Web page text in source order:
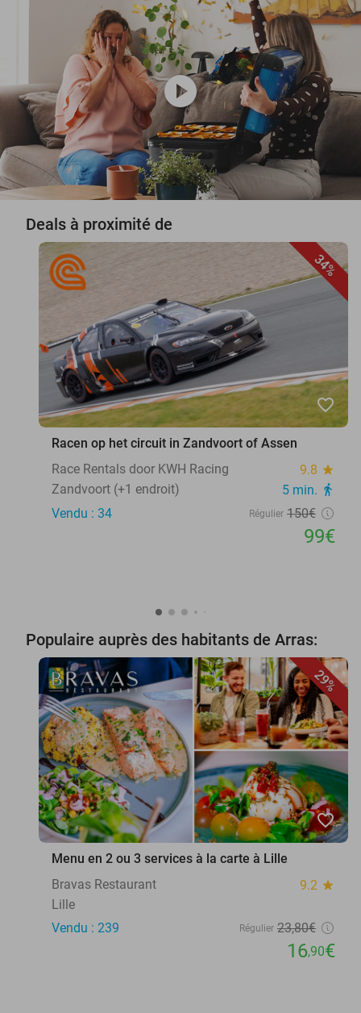
play_circle
Deals à proximité de
34%
favorite_border
Racen op het circuit in Zandvoort of Assen
Race Rentals door KWH Racing
9.8 star
Zandvoort (+1 endroit) 5 min. directions_walk
Vendu : 34 Régulier 150€
99€
Populaire auprès des habitants de Arras:
29%
favorite_border
Menu en 2 ou 3 services à la carte à Lille
Bravas Restaurant
9.2 star
Lille
Vendu : 239
Régulier 23,80€
16,90€